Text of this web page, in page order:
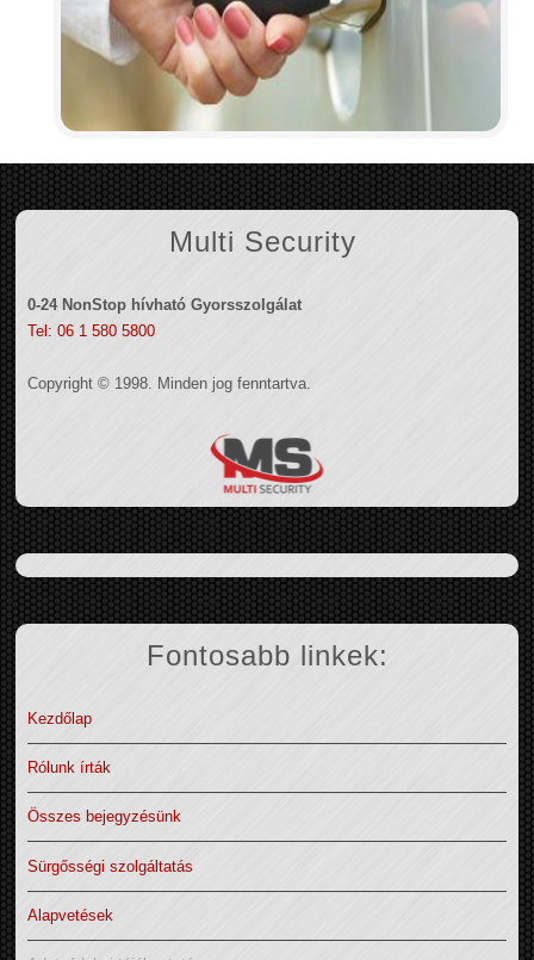
Multi Security
0-24 NonStop hívható Gyorsszolgálat
Tel: 06 1 580 5800
Copyright © 1998. Minden jog fenntartva.
Fontosabb linkek:
Kezdőlap
Rólunk írták
Összes bejegyzésünk
Sürgősségi szolgáltatás
Alapvetések